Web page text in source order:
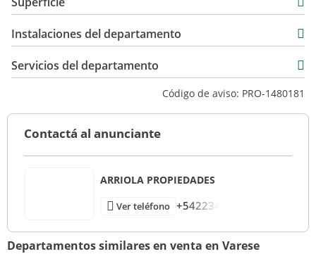
USD 235.000
60 m2
Instalaciones del departamento
Servicios del departamento
Código de aviso: PRO-1480181
Contactá al anunciante
ARRIOLA PROPIEDADES
Ver teléfono +542234
Departamentos similares en venta en Varese